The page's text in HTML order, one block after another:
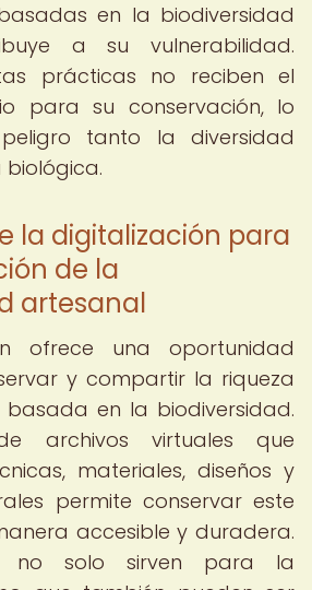
en la biodiversidad
a su vulnerabilidad.
prácticas no reciben el
para su conservación, lo
tanto la diversidad
la digitalización para
de la
artesanal
ofrece una oportunidad
y compartir la riqueza
en la biodiversidad.
archivos virtuales que
materiales, diseños y
permite conservar este
accesible y duradera.
no solo sirven para la